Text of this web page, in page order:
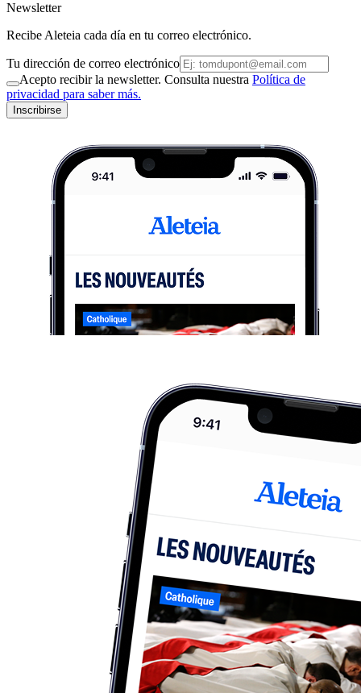
Newsletter
Recibe Aleteia cada día en tu correo electrónico.
Tu dirección de correo electrónico
Acepto recibir la newsletter. Consulta nuestra Política de
privacidad para saber más.
Inscribirse